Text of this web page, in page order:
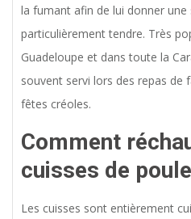
la fumant afin de lui donner
particulièrement tendre. Très
Guadeloupe et dans toute la
souvent servi lors des repas de
fêtes créoles.
Comment
cuisses de
Les cuisses sont entièrement